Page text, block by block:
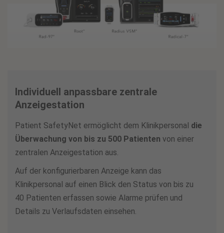
Individuell anpassbare zentrale
Anzeigestation
Patient SafetyNet ermöglicht dem Klinikpersonal die
Überwachung von bis zu 500 Patienten von einer
zentralen Anzeigestation aus.
Auf der konfigurierbaren Anzeige kann das
Klinikpersonal auf einen Blick den Status von bis zu
40 Patienten erfassen sowie Alarme prüfen und
Details zu Verlaufsdaten einsehen.